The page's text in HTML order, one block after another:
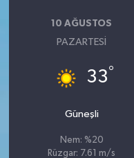
10 AĞUSTOS
PAZARTESI
33°
Güneşli
Nem: %20
Rüzgar: 7.61 m/s